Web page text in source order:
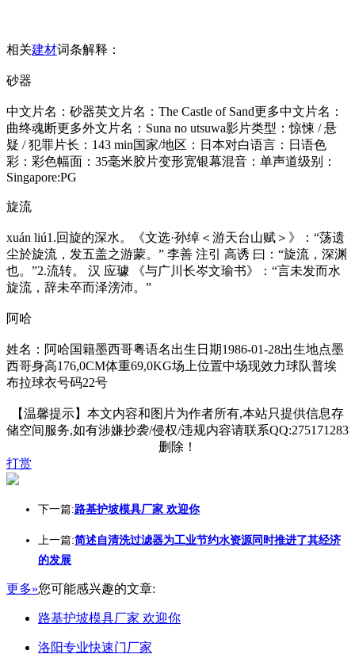
相关建材词条解释：
砂器
中文片名：砂器英文片名：The Castle of Sand更多中文片名：
曲终魂断更多外文片名：Suna no utsuwa影片类型：惊悚 / 悬
疑 / 犯罪片长：143 min国家/地区：日本对白语言：日语色
彩：彩色幅面：35毫米胶片变形宽银幕混音：单声道级别：
Singapore:PG
旋流
xuán liú1.回旋的深水。《文选·孙绰＜游天台山赋＞》：“荡遗
尘於旋流，发五盖之游蒙。” 李善 注引 高诱 曰：“旋流，深渊
也。”2.流转。 汉 应璩 《与广川长岑文瑜书》：“言未发而水
旋流，辞未卒而泽滂沛。”
阿哈
姓名：阿哈国籍墨西哥粤语名出生日期1986-01-28出生地点墨
西哥身高176,0CM体重69,0KG场上位置中场现效力球队普埃
布拉球衣号码22号
【温馨提示】本文内容和图片为作者所有,本站只提供信息存
储空间服务,如有涉嫌抄袭/侵权/违规内容请联系QQ:275171283
删除！
打赏
下一篇:路基护坡模具厂家 欢迎你
上一篇:简述自清洗过滤器为工业节约水资源同时推进了其经济
的发展
更多»您可能感兴趣的文章:
路基护坡模具厂家 欢迎你
洛阳专业快速门厂家